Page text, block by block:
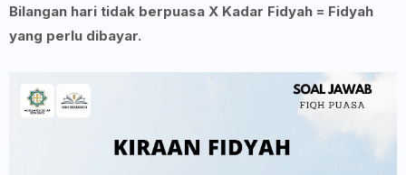
Bilangan hari tidak berpuasa X Kadar Fidyah = Fidyah
yang perlu dibayar.